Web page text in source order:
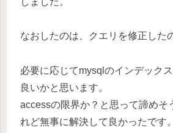
なおしたのは、クエリを修正した
必要に応じてmysqlのインデック
良いかと思います。
accessの限界か？と思って諦めそ
れど無事に解決して良かったです。